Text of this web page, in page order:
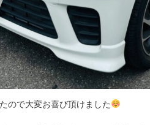
ので大変お喜び頂けました